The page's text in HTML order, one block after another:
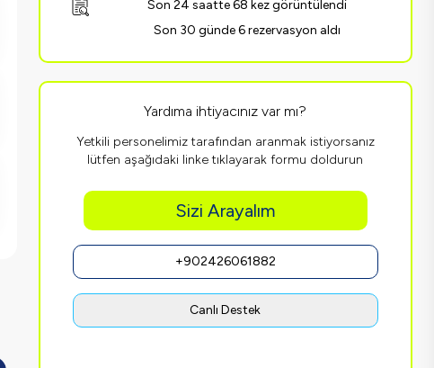
Son 24 saatte 68 kez görüntülendi
Son 30 günde 6 rezervasyon aldı
Yardıma ihtiyacınız var mı?
Yetkili personelimiz tarafından aranmak istiyorsanız
lütfen aşağıdaki linke tıklayarak formu doldurun
Sizi Arayalım
+902426061882
Canlı Destek